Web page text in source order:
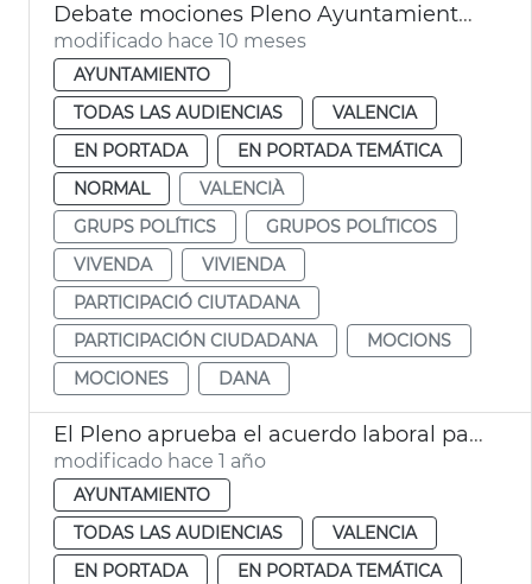
Debate mociones Pleno Ayuntamiento València
modificado hace 10 meses
AYUNTAMIENTO
TODAS LAS AUDIENCIAS
VALENCIA
EN PORTADA
EN PORTADA TEMÁTICA
NORMAL
VALENCIÀ
GRUPS POLÍTICS
GRUPOS POLÍTICOS
VIVENDA
VIVIENDA
PARTICIPACIÓ CIUTADANA
PARTICIPACIÓN CIUDADANA
MOCIONS
MOCIONES
DANA
El Pleno aprueba el acuerdo laboral para 2024-2027
modificado hace 1 año
AYUNTAMIENTO
TODAS LAS AUDIENCIAS
VALENCIA
EN PORTADA
EN PORTADA TEMÁTICA